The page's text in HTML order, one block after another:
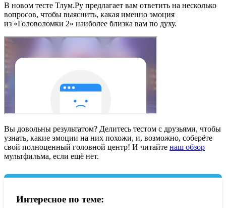
В новом тесте Тлум.Ру предлагает вам ответить на несколько
вопросов, чтобы выяснить, какая именно эмоция
из «Головоломки 2» наиболее близка вам по духу.
Вы довольны результатом? Делитесь тестом с друзьями, чтобы
узнать, какие эмоции на них похожи, и, возможно, соберёте
свой полноценный головной центр! И читайте наш обзор
мультфильма, если ещё нет.
Интересное по теме: